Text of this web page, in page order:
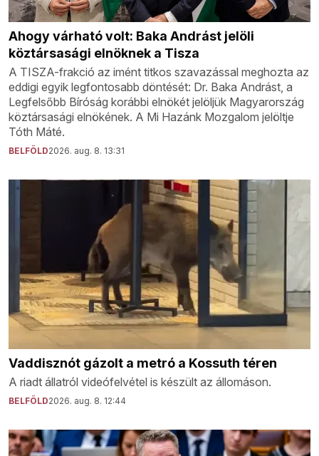
Ahogy várható volt: Baka Andrást jelöli
köztársasági elnöknek a Tisza
A TISZA-frakció az imént titkos szavazással meghozta az
eddigi egyik legfontosabb döntését: Dr. Baka Andrást, a
Legfelsőbb Bíróság korábbi elnökét jelöljük Magyarország
köztársasági elnökének. A Mi Hazánk Mozgalom jelöltje
Tóth Máté.
BELFÖLD2026. aug. 8. 13:31
Vaddisznót gázolt a metró a Kossuth téren
A riadt állatról videófelvétel is készült az állomáson.
BELFÖLD2026. aug. 8. 12:44